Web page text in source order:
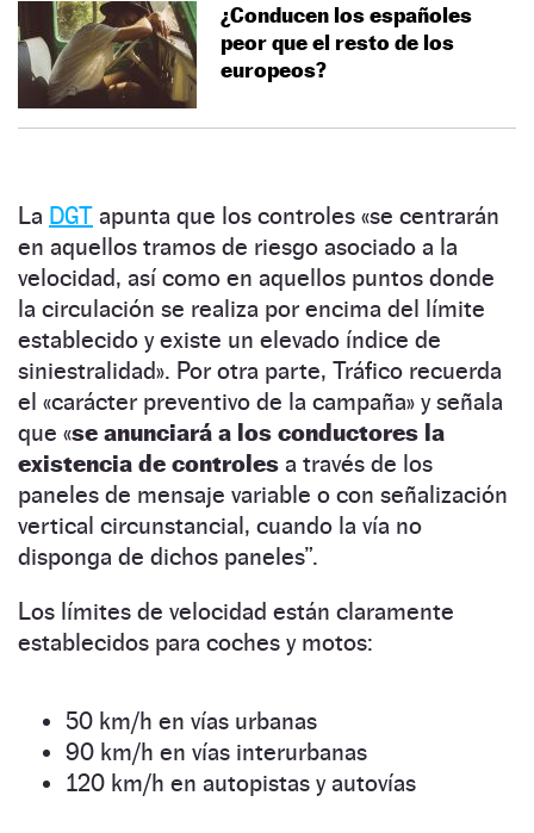
¿Conducen los españoles
peor que el resto de los
europeos?
La DGT apunta que los controles «se centrarán
en aquellos tramos de riesgo asociado a la
velocidad, así como en aquellos puntos donde
la circulación se realiza por encima del límite
establecido y existe un elevado índice de
siniestralidad». Por otra parte, Tráfico recuerda
el «carácter preventivo de la campaña» y señala
que «se anunciará a los conductores la
existencia de controles a través de los
paneles de mensaje variable o con señalización
vertical circunstancial, cuando la vía no
disponga de dichos paneles”.
Los límites de velocidad están claramente
establecidos para coches y motos:
50 km/h en vías urbanas
90 km/h en vías interurbanas
120 km/h en autopistas y autovías